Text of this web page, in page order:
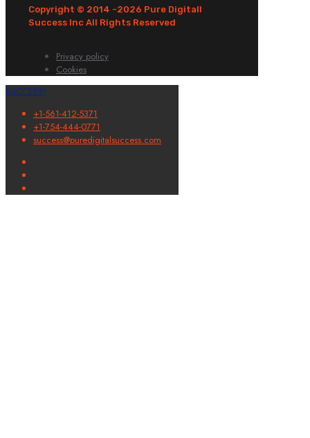
Copyright © 2014 -2026 Pure Digitall
Success Inc All Rights Reserved
Privacy policy
Cookies
SUCCESS!
+1-561-412-5371
+1-754-444-0771
success@puredigitalsuccess.com